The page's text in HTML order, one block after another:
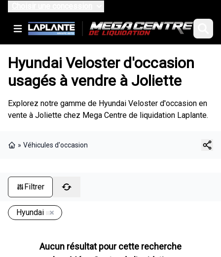
Hyundai Veloster d'occasion
usagés à vendre à Joliette
Explorez notre gamme de Hyundai Veloster d'occasion en
vente à Joliette chez Mega Centre de liquidation Laplante.
» Véhicules d'occasion
Filtrer
Hyundai
Aucun résultat pour cette recherche